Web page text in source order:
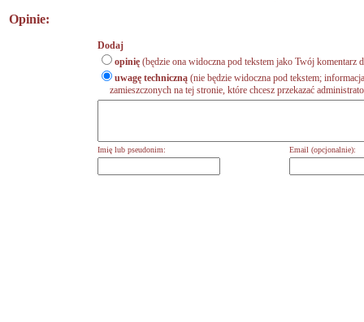
Opinie:
Dodaj
opinię (będzie ona widoczna pod tekstem jako Twój komentarz
uwagę techniczną (nie będzie widoczna pod tekstem;
zamieszczonych na tej stronie, które chcesz przekazać
Imię lub pseudonim: Email (opcjonalnie):